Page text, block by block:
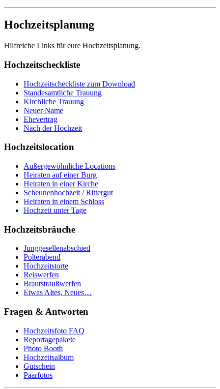
Hochzeitsplanung
Hilfreiche Links für eure Hochzeitsplanung.
Hochzeitscheckliste
Hochzeitscheckliste zum Download
Standesamtliche Trauung
Kirchliche Trauung
Neuer Name
Ehevertrag
Nach der Hochzeit
Hochzeitslocation
Außergewöhnliche Locations
Heiraten auf einer Burg
Heiraten in einer Kirche
Scheunenhochzeit / Rittergut
Heiraten in einem Schloss
Hochzeit unter Tage
Hochzeitsbräuche
Junggesellenabschied
Polterabend
Hochzeitstorte
Reiswerfen
Brautstraußwerfen
Etwas Altes, Neues…
Fragen & Antworten
Hochzeitsfoto FAQ
Reportagepakete
Photo Booth
Hochzeitsalbum
Gutschein
Paarfotos